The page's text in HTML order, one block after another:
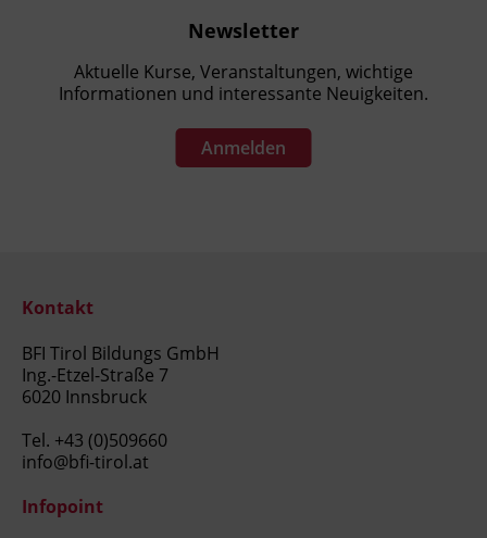
Newsletter
Aktuelle Kurse, Veranstaltungen, wichtige
Informationen und interessante Neuigkeiten.
Anmelden
Kontakt
BFI Tirol Bildungs GmbH
Ing.-Etzel-Straße 7
6020 Innsbruck
Tel. +43 (0)509660
info@bfi-tirol.at
Infopoint